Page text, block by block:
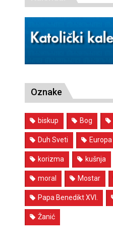
Oznake
biskup Bog
Duh Sveti Europa
korizma kušnja
moral Mostar
Papa Benedikt XVI.
Žanić